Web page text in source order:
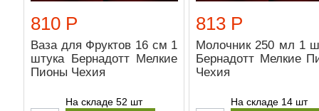
810 Р
Ваза для Фруктов 16 см 1
штука Бернадотт Мелкие
Пионы Чехия
На складе 52 шт
813 Р
Молочник 250 мл 1
Бернадотт Мелкие
Чехия
На складе 14 шт